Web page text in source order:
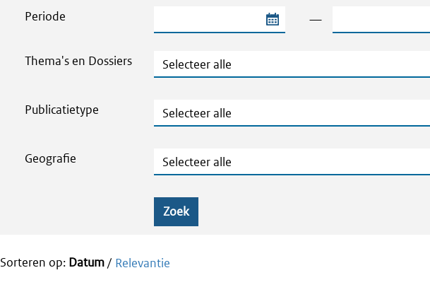
Periode Begindatum van de periode — Einddatum van de
Thema's en Dossiers Thema's en Dossiers
Publicatietype Publicatietype
Geografie Geografie
Zoek
Sorteren op: Datum/ Relevantie